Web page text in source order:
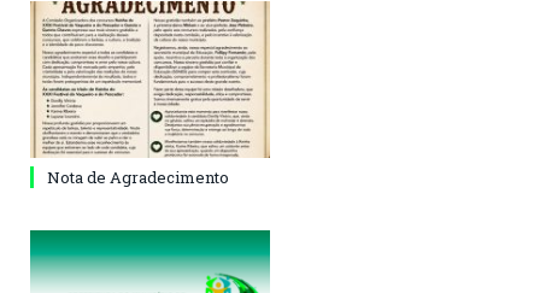
Nota de Agradecimento